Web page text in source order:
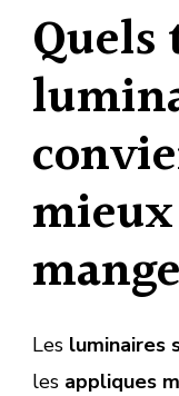
Quels
Les luminaires
les appliques